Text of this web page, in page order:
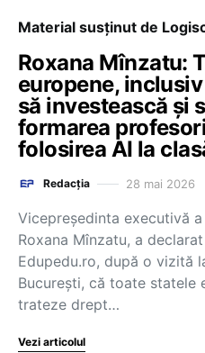
Material susținut de
Roxana Mînzatu:
europene,
să investească și
formarea
folosirea AI la
Redacția 28 mai 2026
Vicepreședinta executivă
Roxana Mînzatu, a
Edupedu.ro, după o vizită
București, că toate statele
trateze drept…
Vezi articolul